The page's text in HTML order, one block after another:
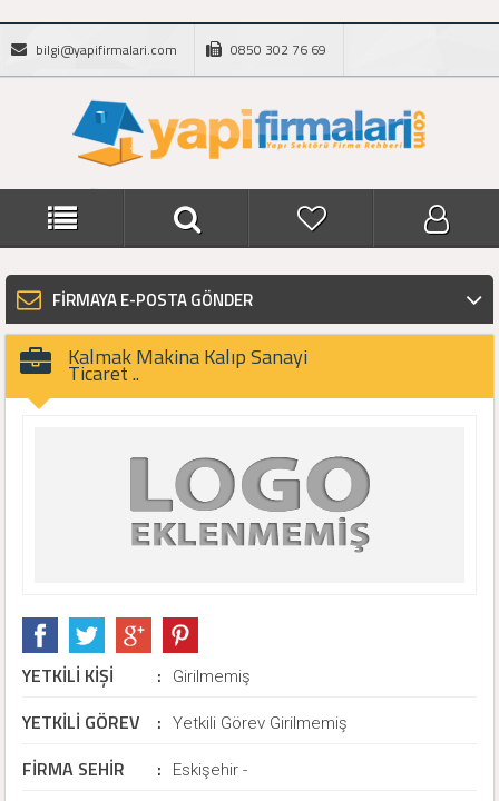
bilgi@yapifirmalari.com 0850 302 76 69
FİRMAYA E-POSTA GÖNDER
Kalmak Makina Kalıp Sanayi
Ticaret ..
YETKİLİ KİŞİ : Girilmemiş
YETKİLİ GÖREV : Yetkili Görev Girilmemiş
FİRMA SEHİR : Eskişehir -